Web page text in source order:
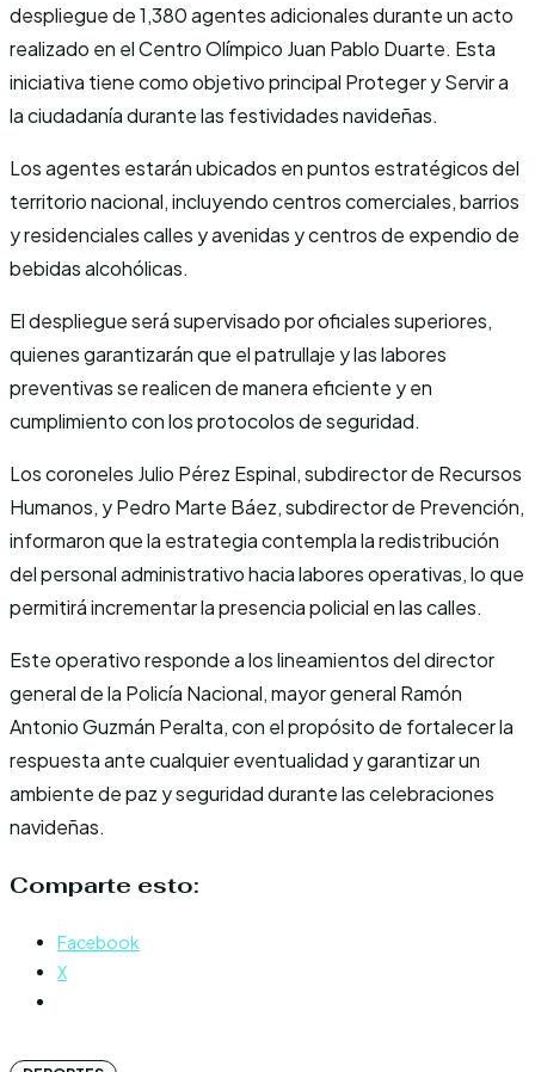
despliegue de 1,380 agentes adicionales durante un acto
realizado en el Centro Olímpico Juan Pablo Duarte. Esta
iniciativa tiene como objetivo principal Proteger y Servir a
la ciudadanía durante las festividades navideñas.
Los agentes estarán ubicados en puntos estratégicos del
territorio nacional, incluyendo centros comerciales, barrios
y residenciales calles y avenidas y centros de expendio de
bebidas alcohólicas.
El despliegue será supervisado por oficiales superiores,
quienes garantizarán que el patrullaje y las labores
preventivas se realicen de manera eficiente y en
cumplimiento con los protocolos de seguridad.
Los coroneles Julio Pérez Espinal, subdirector de Recursos
Humanos, y Pedro Marte Báez, subdirector de Prevención,
informaron que la estrategia contempla la redistribución
del personal administrativo hacia labores operativas, lo que
permitirá incrementar la presencia policial en las calles.
Este operativo responde a los lineamientos del director
general de la Policía Nacional, mayor general Ramón
Antonio Guzmán Peralta, con el propósito de fortalecer la
respuesta ante cualquier eventualidad y garantizar un
ambiente de paz y seguridad durante las celebraciones
navideñas.
Comparte esto:
Facebook
X